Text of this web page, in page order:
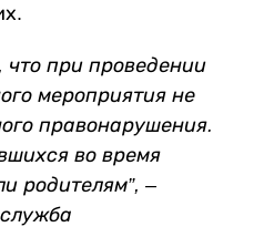
что при проведении
мероприятия не
правонарушения.
во время
родителям”, –